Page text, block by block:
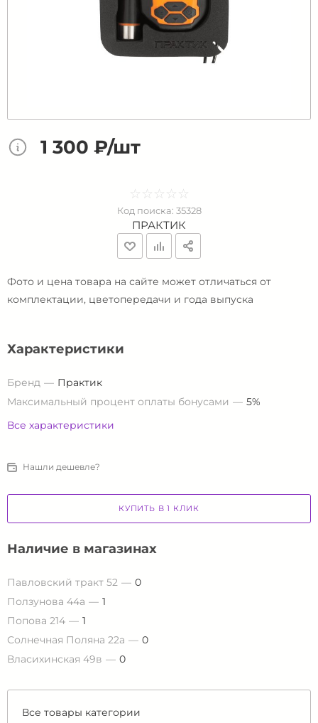
1 300 ₽/шт
☆ ☆ ☆ ☆ ☆
★ ★ ★ ★ ★
Код поиска: 35328
ПРАКТИК
Фото и цена товара на сайте может отличаться от
комплектации, цветопередачи и года выпуска
Характеристики
Бренд
Практик
Максимальный процент оплаты бонусами
5%
Все характеристики
Нашли дешевле?
КУПИТЬ В 1 КЛИК
Наличие в магазинах
Павловский тракт 52
0
Ползунова 44а
1
Попова 214
1
Солнечная Поляна 22а
0
Власихинская 49в
0
Все товары категории